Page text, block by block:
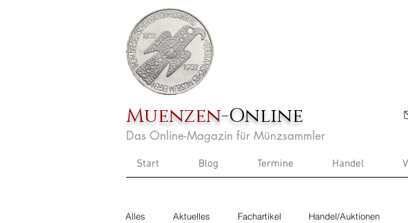
Muenzen-Online
Das Online-Magazin für Münzsammler
Start Blog Termine Handel
Alles Aktuelles Fachartikel Handel/Auktionen